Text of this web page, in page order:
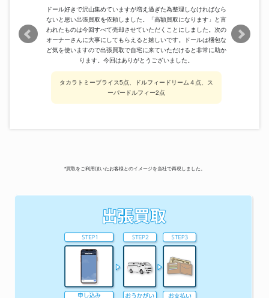
ドール好きで沢山集めていますが増え過ぎた為整理しなければなら
ないと思い出張買取を依頼しました。「高額買取になります」と言
われたものは今回すべて売却させていただくことにしました。次の
オーナーさんに大事にしてもらえると嬉しいです。ドールは梱包な
ど気を使いますので出張買取で自宅に来ていただけると非常に助か
ります。今回はありがとうございました。
タカラトミーブライス5点、ドルフィードリーム４点、ス
ーパードルフィー2点
*買取をご利用頂いたお客様とのイメージを当社で再現しました。